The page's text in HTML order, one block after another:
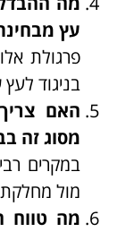
עץ
פרגולת
בניגוד
האם
מסוג זה
במקרים
מול
מה טווח